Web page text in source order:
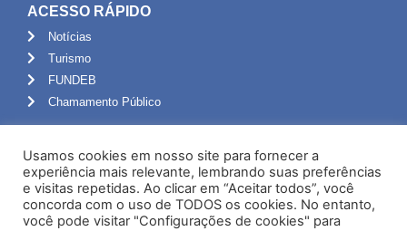
ACESSO RÁPIDO
Notícias
Turismo
FUNDEB
Chamamento Público
Portal do Servidor
Webmail
Administração
Usamos cookies em nosso site para fornecer a
experiência mais relevante, lembrando suas preferências
e visitas repetidas. Ao clicar em “Aceitar todos”, você
concorda com o uso de TODOS os cookies. No entanto,
você pode visitar "Configurações de cookies" para